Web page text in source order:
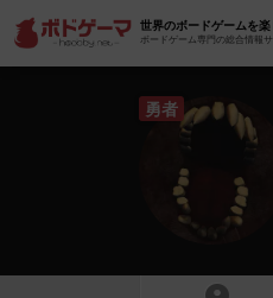
世界のボードゲームを楽
ボードゲーム専門の総合情報サ
勇者